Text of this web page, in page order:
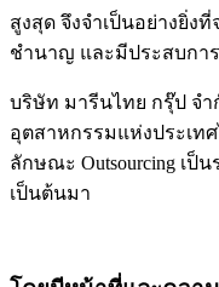
สูงสุด จึงจำเป็นอย่างยิ่ง
ชำนาญ และมีประสบกา
บริษัท มารีนไทย กรุ๊ป จำ
อุตสาหกรรมแห่งประเท
ลักษณะ Outsourcing เป็น
เป็นต้นมา